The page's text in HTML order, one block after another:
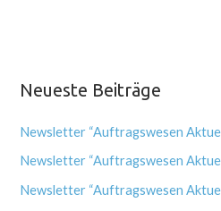
Neueste Beiträge
Newsletter “Auftragswesen
Newsletter “Auftragswesen
Newsletter “Auftragswesen